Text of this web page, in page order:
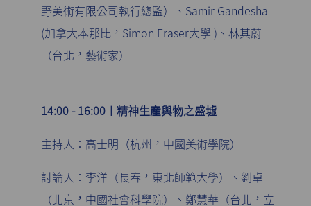
野美術有限公司執行總監）、Samir Gandesha
(加拿大本那比，Simon Fraser大學 )、林其蔚
（台北，藝術家）
14:00 - 16:00︱精神生産與物之盛墟
主持人：高士明（杭州，中國美術學院）
討論人：李洋（長春，東北師範大學）、劉卓
（北京，中國社會科學院）、鄭慧華（台北，立